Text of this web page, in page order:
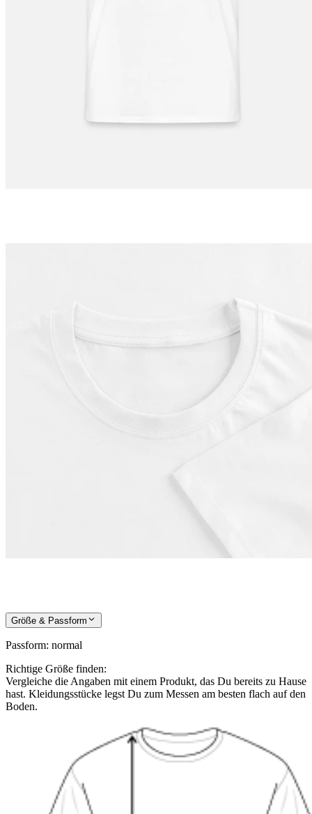
Größe & Passform
Passform: normal
Richtige Größe finden:
Vergleiche die Angaben mit einem Produkt, das Du bereits zu Hause
hast. Kleidungsstücke legst Du zum Messen am besten flach auf den
Boden.